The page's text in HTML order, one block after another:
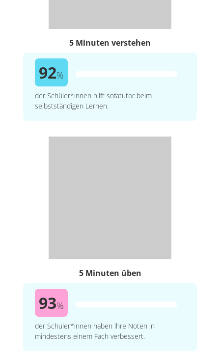
5 Minuten verstehen
92%
der Schüler*innen hilft sofatutor beim
selbstständigen Lernen.
5 Minuten üben
93%
der Schüler*innen haben ihre Noten in
mindestens einem Fach verbessert.